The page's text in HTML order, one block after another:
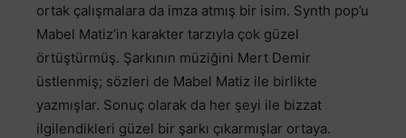
ortak çalışmalara da imza atmış bir isim. Synth pop’u
Mabel Matiz’in karakter tarzıyla çok güzel
örtüştürmüş. Şarkının müziğini Mert Demir
üstlenmiş; sözleri de Mabel Matiz ile birlikte
yazmışlar. Sonuç olarak da her şeyi ile bizzat
ilgilendikleri güzel bir şarkı çıkarmışlar ortaya.